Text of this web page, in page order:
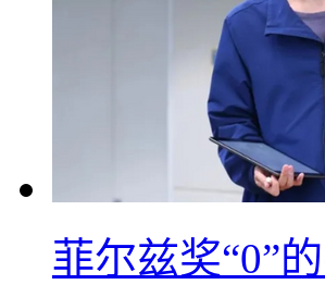
菲尔兹奖“0”